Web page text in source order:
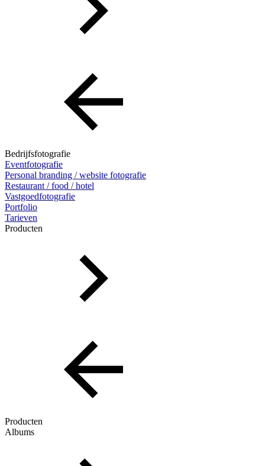
Bedrijfsfotografie
Eventfotografie
Personal branding / website fotografie
Restaurant / food / hotel
Vastgoedfotografie
Portfolio
Tarieven
Producten
Producten
Albums